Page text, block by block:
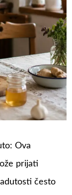
Ova
prijati
često